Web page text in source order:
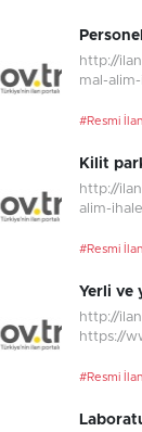
http://
mal-
#Resmi
Kilit
http://
alim-
#Resmi
Yerli ve
http://
https://
#Resmi